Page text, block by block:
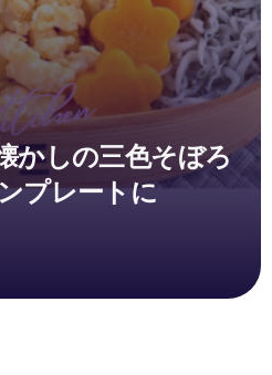
かしの三色そぼろ
プレートに